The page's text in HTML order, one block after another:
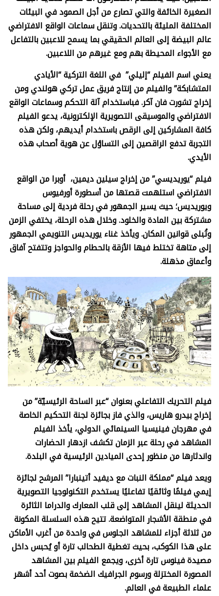
الصغيرة الخائفة والتي تصارع من أجل الصمود في البيئات
المختلفة المليئة بالتحديات. وتنقل سماعات الواقع الافتراضي
عالم البيضة إلى العالم الحقيقي بما يسمح للاعبين بالتفاعل
مع الأجواء المحيطة بهم ومع غيرهم من اللاعبين.
يعني اسم الفيلم “إليلي” في اللغة التركية “الأيادي
المتشابكة” والفيلم من إنتاج فريق عمل تركي هولندي ومن
إخراج تشورت فان آكر. فباستخدام آلة التحكم وسماعات الواقع
الافتراضي والموسيقى التصويرية الإلكترونية، يدعو الفيلم
كافة المشاركين إلى الرقص باستخدام أيديهم، ولكن هذه
التجربة تدفع الراقصين إلى التساؤل عن هوية أصحاب هذه
الأيدي.
فيلم “يوريديسي” من إخراج سيلين ديمين، أوبرا من الواقع
الافتراضي استلهمت قصتها من أسطورة أورفيوس
ويوريديس؛ حيث يسير الجمهور في رحلة فردية إلى مساحة
مشتركة بين المادة والخلود. وخلال هذه الرحلة، يختفي الزمن
وتُبلى قوانين المكان. ويأخذ غناء يوريديس التنويمي الجمهور
إلى متاهة تختلط فيها الأزقة بالحطام والحواجز وتتفتح آفاق
وأعماق مذهلة.
فيلم التحريك التفاعلي بعنوان “عبر الساحة الرئيسيّة” من
إخراج بيدرو هاريس، والذي فاز بجائزة لجنة التحكيم الخاصة
في مهرجان فينيسيا السينمائي الدولي، يأخذ الفيلم
المشاهد في رحلة عبر الزمان تكشف ازدهار الحضارات
واندثارها من منظور إحدى الميادين الرئيسية في البلدة.
ويعد فيلم “مملكة النبات مع ديفيد أتينبارا” المرشح لجائزة
إيمي فيلمًا وثائقيًا تفاعليًا يستخدم التكنولوجيا التصويرية
الحديثة لينقل المشاهد إلى قلب المعارك والدراما الثائرة
في منطقة الأشجار المتواضعة. تتيح هذه السلسلة المكونة
من ثلاثة أجزاء للمشاهد الجلوس في واحدة من أغرب الأماكن
على هذا الكوكب، بحيث تغطية الطحالب تارة أو يُحبس داخل
مصيدة فينوس تارة أخرى، ويجمع الفيلم بين المشاهد
المصورة المختزلة ورسوم الجرافيك الضخمة بصوت أحد أشهر
علماء الطبيعة في العالم.